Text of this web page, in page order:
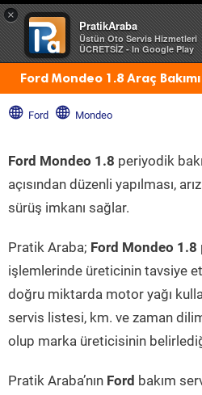
×
PratikAraba
Üstün Oto Servis Hizmetleri
ÜCRETSİZ - In Google Play
Ford Mondeo 1.8 Araç Bakımı
Ford Mondeo
Ford Mondeo 1.8 periyodik
açısından düzenli yapılması,
sürüş imkanı sağlar.
Pratik Araba; Ford Mondeo 1.8
işlemlerinde üreticinin tavsiye
doğru miktarda motor yağı
servis listesi, km. ve zaman
olup marka üreticisinin
Pratik Araba’nın Ford bakım